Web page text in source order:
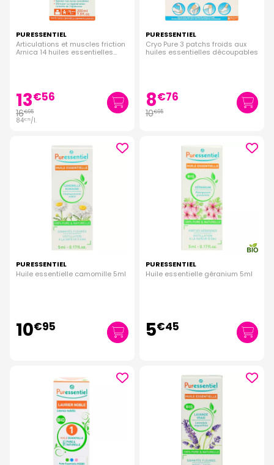
PURESSENTIEL
Articulations et muscles friction
Arnica 14 huiles essentielles
13€56
16€95
84€75/l.
PURESSENTIEL
Cryo Pure 3 patchs froids aux
huiles essentielles découpables
8€76
10€95
PURESSENTIEL
Huile essentielle camomille 5ml
10€95
PURESSENTIEL
Huile essentielle géranium 5ml
5€45